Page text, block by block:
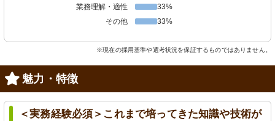
業務理解・適性
33%
その他
33%
※現在の採用基準や選考状況を保証するものではありません。
魅力・特徴
＜実務経験必須＞これまで培ってきた知識や技術が